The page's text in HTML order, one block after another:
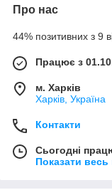
Про нас
44% позитивних з 9
Працює з
м. Харків
Харків, Україна
Контакти
Сьогодні
Показати весь